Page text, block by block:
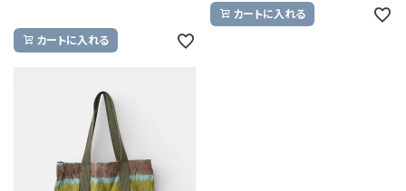
カートに入れる
カートに入れる